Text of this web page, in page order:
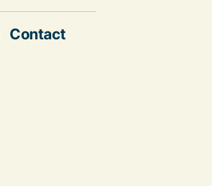
Contact